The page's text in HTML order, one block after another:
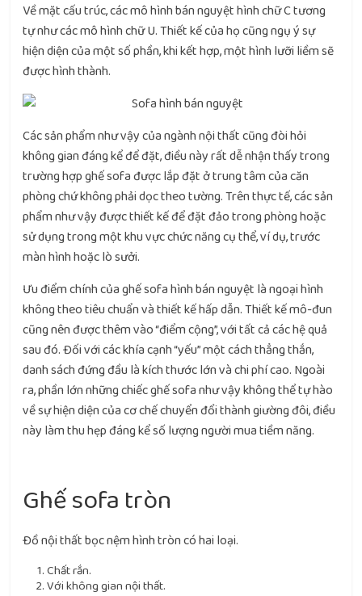
Về mặt cấu trúc, các mô hình bán nguyệt hình chữ C tương
tự như các mô hình chữ U. Thiết kế của họ cũng ngụ ý sự
hiện diện của một số phần, khi kết hợp, một hình lưỡi liềm sẽ
được hình thành.
Các sản phẩm như vậy của ngành nội thất cũng đòi hỏi
không gian đáng kể để đặt, điều này rất dễ nhận thấy trong
trường hợp ghế sofa được lắp đặt ở trung tâm của căn
phòng chứ không phải dọc theo tường. Trên thực tế, các sản
phẩm như vậy được thiết kế để đặt đảo trong phòng hoặc
sử dụng trong một khu vực chức năng cụ thể, ví dụ, trước
màn hình hoặc lò sưởi.
Ưu điểm chính của ghế sofa hình bán nguyệt là ngoại hình
không theo tiêu chuẩn và thiết kế hấp dẫn. Thiết kế mô-đun
cũng nên được thêm vào “điểm cộng”, với tất cả các hệ quả
sau đó. Đối với các khía cạnh “yếu” một cách thẳng thắn,
danh sách đứng đầu là kích thước lớn và chi phí cao. Ngoài
ra, phần lớn những chiếc ghế sofa như vậy không thể tự hào
về sự hiện diện của cơ chế chuyển đổi thành giường đôi, điều
này làm thu hẹp đáng kể số lượng người mua tiềm năng.
Ghế sofa tròn
Đồ nội thất bọc nệm hình tròn có hai loại.
Chất rắn.
Với không gian nội thất.